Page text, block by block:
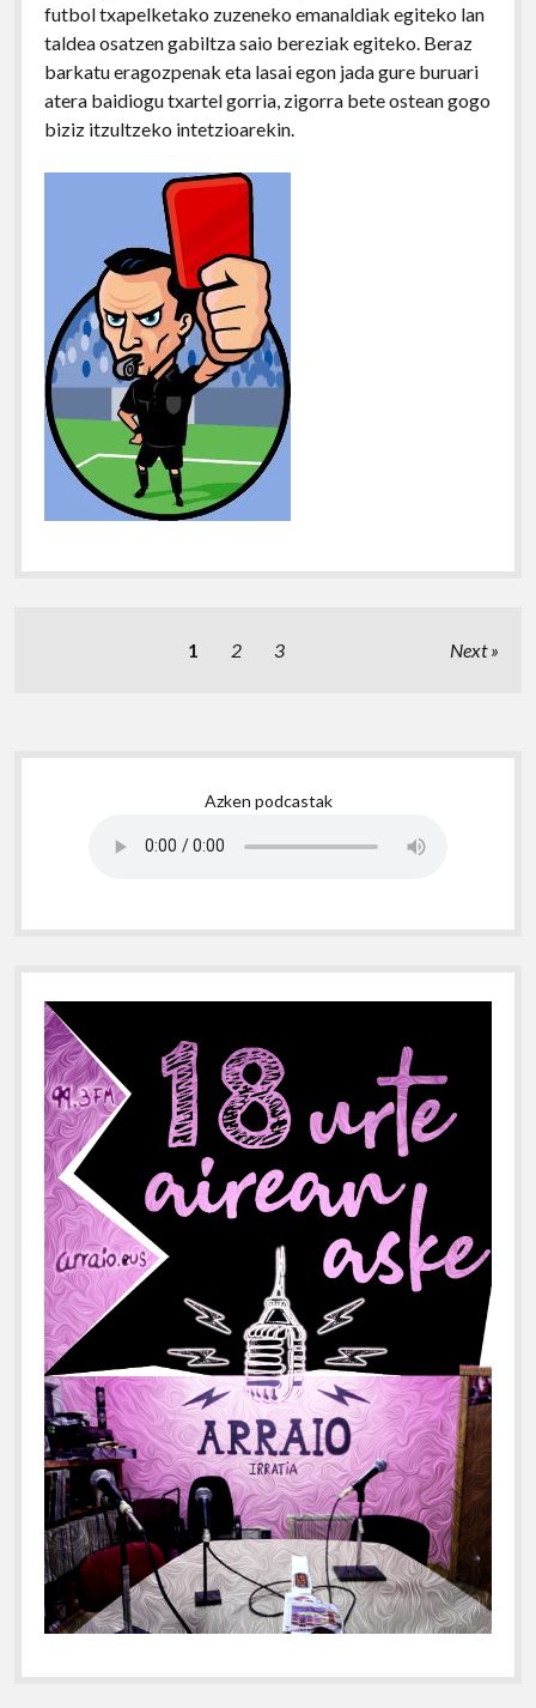
futbol txapelketako zuzeneko emanaldiak egiteko lan
taldea osatzen gabiltza saio bereziak egiteko. Beraz
barkatu eragozpenak eta lasai egon jada gure buruari
atera baidiogu txartel gorria, zigorra bete ostean gogo
biziz itzultzeko intetzioarekin.
1 2 3 Next
Sidebar
Azken podcastak